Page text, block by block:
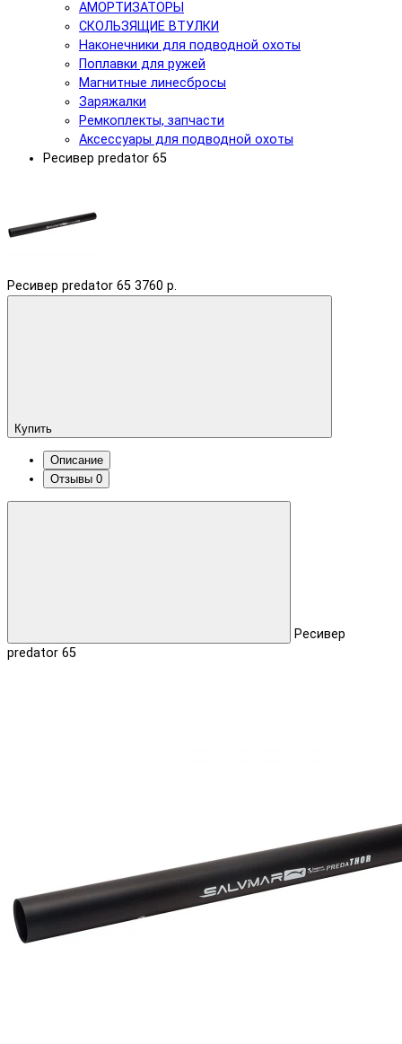
АМОРТИЗАТОРЫ
СКОЛЬЗЯЩИЕ ВТУЛКИ
Наконечники для подводной охоты
Поплавки для ружей
Магнитные линесбросы
Заряжалки
Ремкоплекты, запчасти
Аксессуары для подводной охоты
Ресивер predator 65
Ресивер predator 65 3760 р.
Купить
Описание
Отзывы 0
Ресивер
predator 65